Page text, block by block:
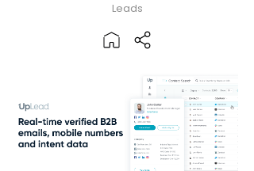
Leads